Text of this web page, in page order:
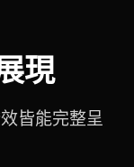
現
皆能完整呈